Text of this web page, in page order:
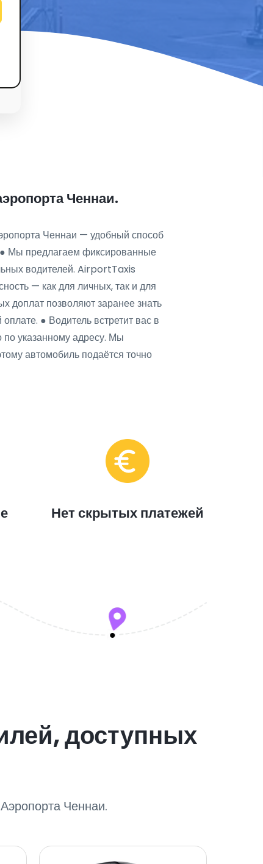
Ченнаи.
Ченнаи — удобный способ
● Мы предлагаем фиксированные
водителей. AirportTaxis
— как для личных, так и для
доплат позволяют заранее знать
● Водитель встретит вас в
указанному адресу. Мы
автомобиль подаётся точно
Нет скрытых платежей
доступных
Ченнаи.